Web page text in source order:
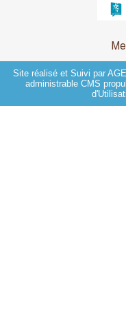
Site réalisé et Suivi par
administrable CMS